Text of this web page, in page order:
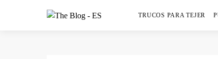
TRUCOS PARA TEJER